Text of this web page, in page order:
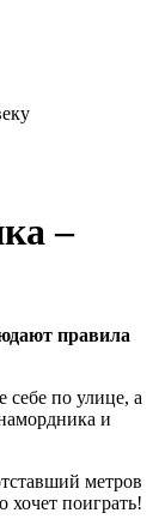
–
правила
себе по улице, а
и
метров
хочет поиграть!